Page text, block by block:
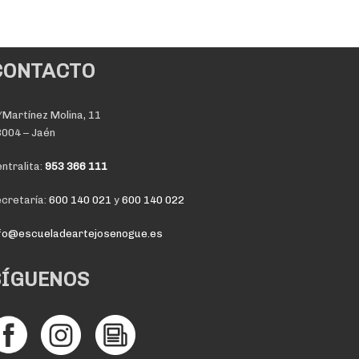
Molina, 11
– Jaén
953 366 111
600 140 021 y 600 140 022